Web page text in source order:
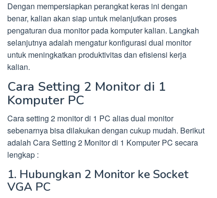
Dengan mempersiapkan perangkat keras ini dengan
benar, kalian akan siap untuk melanjutkan proses
pengaturan dua monitor pada komputer kalian. Langkah
selanjutnya adalah mengatur konfigurasi dual monitor
untuk meningkatkan produktivitas dan efisiensi kerja
kalian.
Cara Setting 2 Monitor di 1
Komputer PC
Cara setting 2 monitor di 1 PC alias dual monitor
sebenarnya bisa dilakukan dengan cukup mudah. Berikut
adalah Cara Setting 2 Monitor di 1 Komputer PC secara
lengkap :
1. Hubungkan 2 Monitor ke Socket
VGA PC